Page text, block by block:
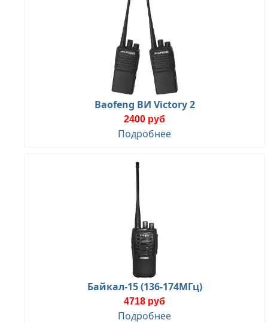
Baofeng ВИ Victory 2
2400 руб
Подробнее
Байкал-15 (136-174МГц)
4718 руб
Подробнее